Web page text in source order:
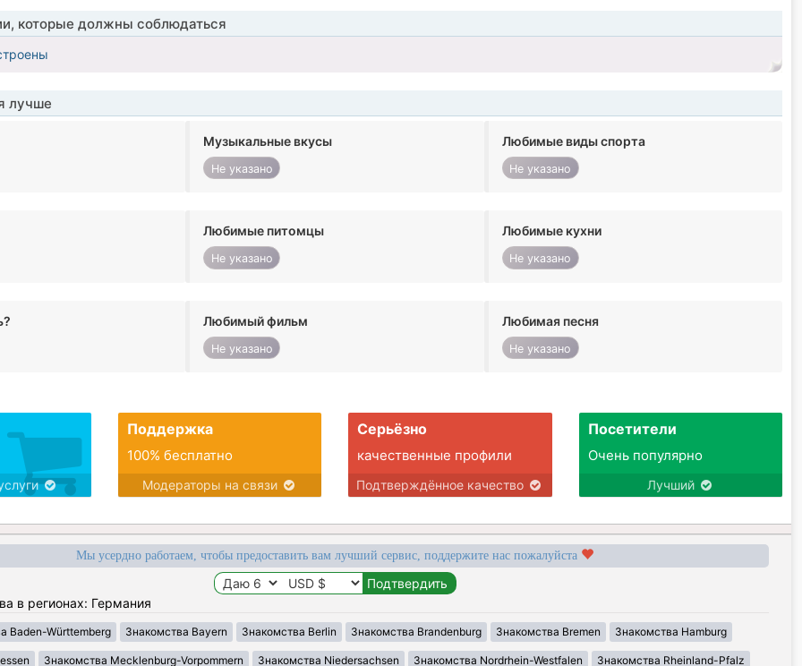
которые должны соблюдаться
лучше
Музыкальные вкусы
Не указано
Любимые виды спорта
Не указано
Любимые питомцы
Не указано
Любимые кухни
Не указано
Любимый фильм
Не указано
Любимая песня
Не указано
Поддержка
100% бесплатно
Модераторы на связи
Серьёзно
качественные профили
Подтверждённое качество
Посетители
Очень популярно
Лучший
Мы усердно работаем, чтобы предоставить вам лучший сервис, поддержите нас пожалуйста
в регионах: Германия
Baden-Württemberg Знакомства Bayern Знакомства Berlin Знакомства Brandenburg Знакомства Bremen Знакомства Hamburg
Знакомства Mecklenburg-Vorpommern Знакомства Niedersachsen Знакомства Nordrhein-Westfalen Знакомства Rheinland-Pfalz